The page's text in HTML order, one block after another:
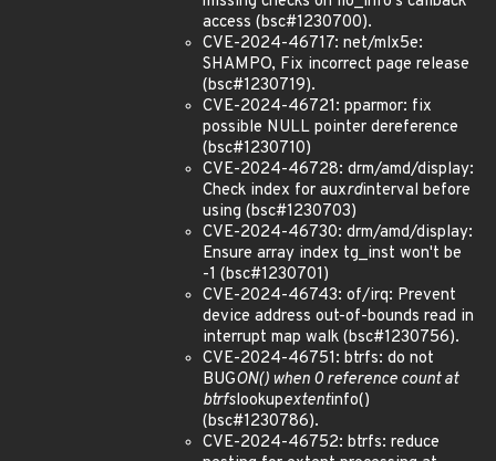
access (bsc#1230700).
CVE-2024-46717: net/mlx5e:
SHAMPO, Fix incorrect page release
(bsc#1230719).
CVE-2024-46721: pparmor: fix
possible NULL pointer dereference
(bsc#1230710)
CVE-2024-46728: drm/amd/display:
Check index for auxrdinterval before
using (bsc#1230703)
CVE-2024-46730: drm/amd/display:
Ensure array index tg_inst won't be
-1 (bsc#1230701)
CVE-2024-46743: of/irq: Prevent
device address out-of-bounds read in
interrupt map walk (bsc#1230756).
CVE-2024-46751: btrfs: do not
BUGON() when 0 reference count at
btrfslookupextentinfo()
(bsc#1230786).
CVE-2024-46752: btrfs: reduce